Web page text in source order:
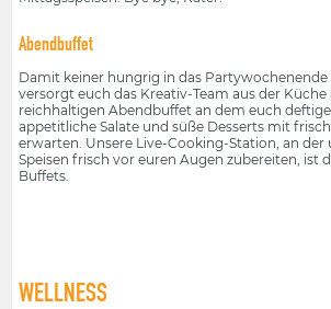
Abendbuffet
Damit keiner hungrig in das Partywochenende
versorgt euch das Kreativ-Team aus der
reichhaltigen Abendbuffet an dem euch
appetitliche Salate und süße Desserts mit
erwarten. Unsere Live-Cooking-Station, an der
Speisen frisch vor euren Augen zubereiten, ist
Buffets.
WELLNESS